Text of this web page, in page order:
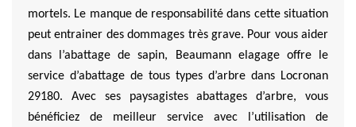
mortels. Le manque de responsabilité dans cette situation
peut entrainer des dommages très grave. Pour vous aider
dans l’abattage de sapin, Beaumann elagage offre le
service d’abattage de tous types d’arbre dans Locronan
29180. Avec ses paysagistes abattages d’arbre, vous
bénéficiez de meilleur service avec l’utilisation de